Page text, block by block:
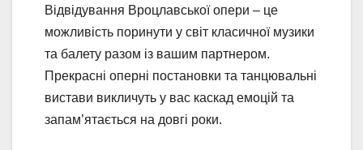
Відвідування Вроцлавської опери – це
можливість поринути у світ класичної музики
та балету разом із вашим партнером.
Прекрасні оперні постановки та танцювальні
вистави викличуть у вас каскад емоцій та
запам’ятається на довгі роки.